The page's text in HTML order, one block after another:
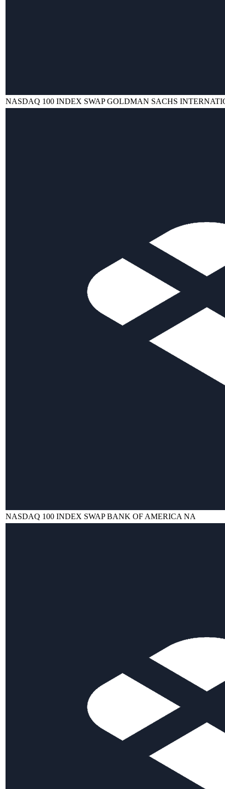
NASDAQ 100 INDEX SWAP GOLDMAN SACHS
NASDAQ 100 INDEX SWAP BANK OF AMERICA NA